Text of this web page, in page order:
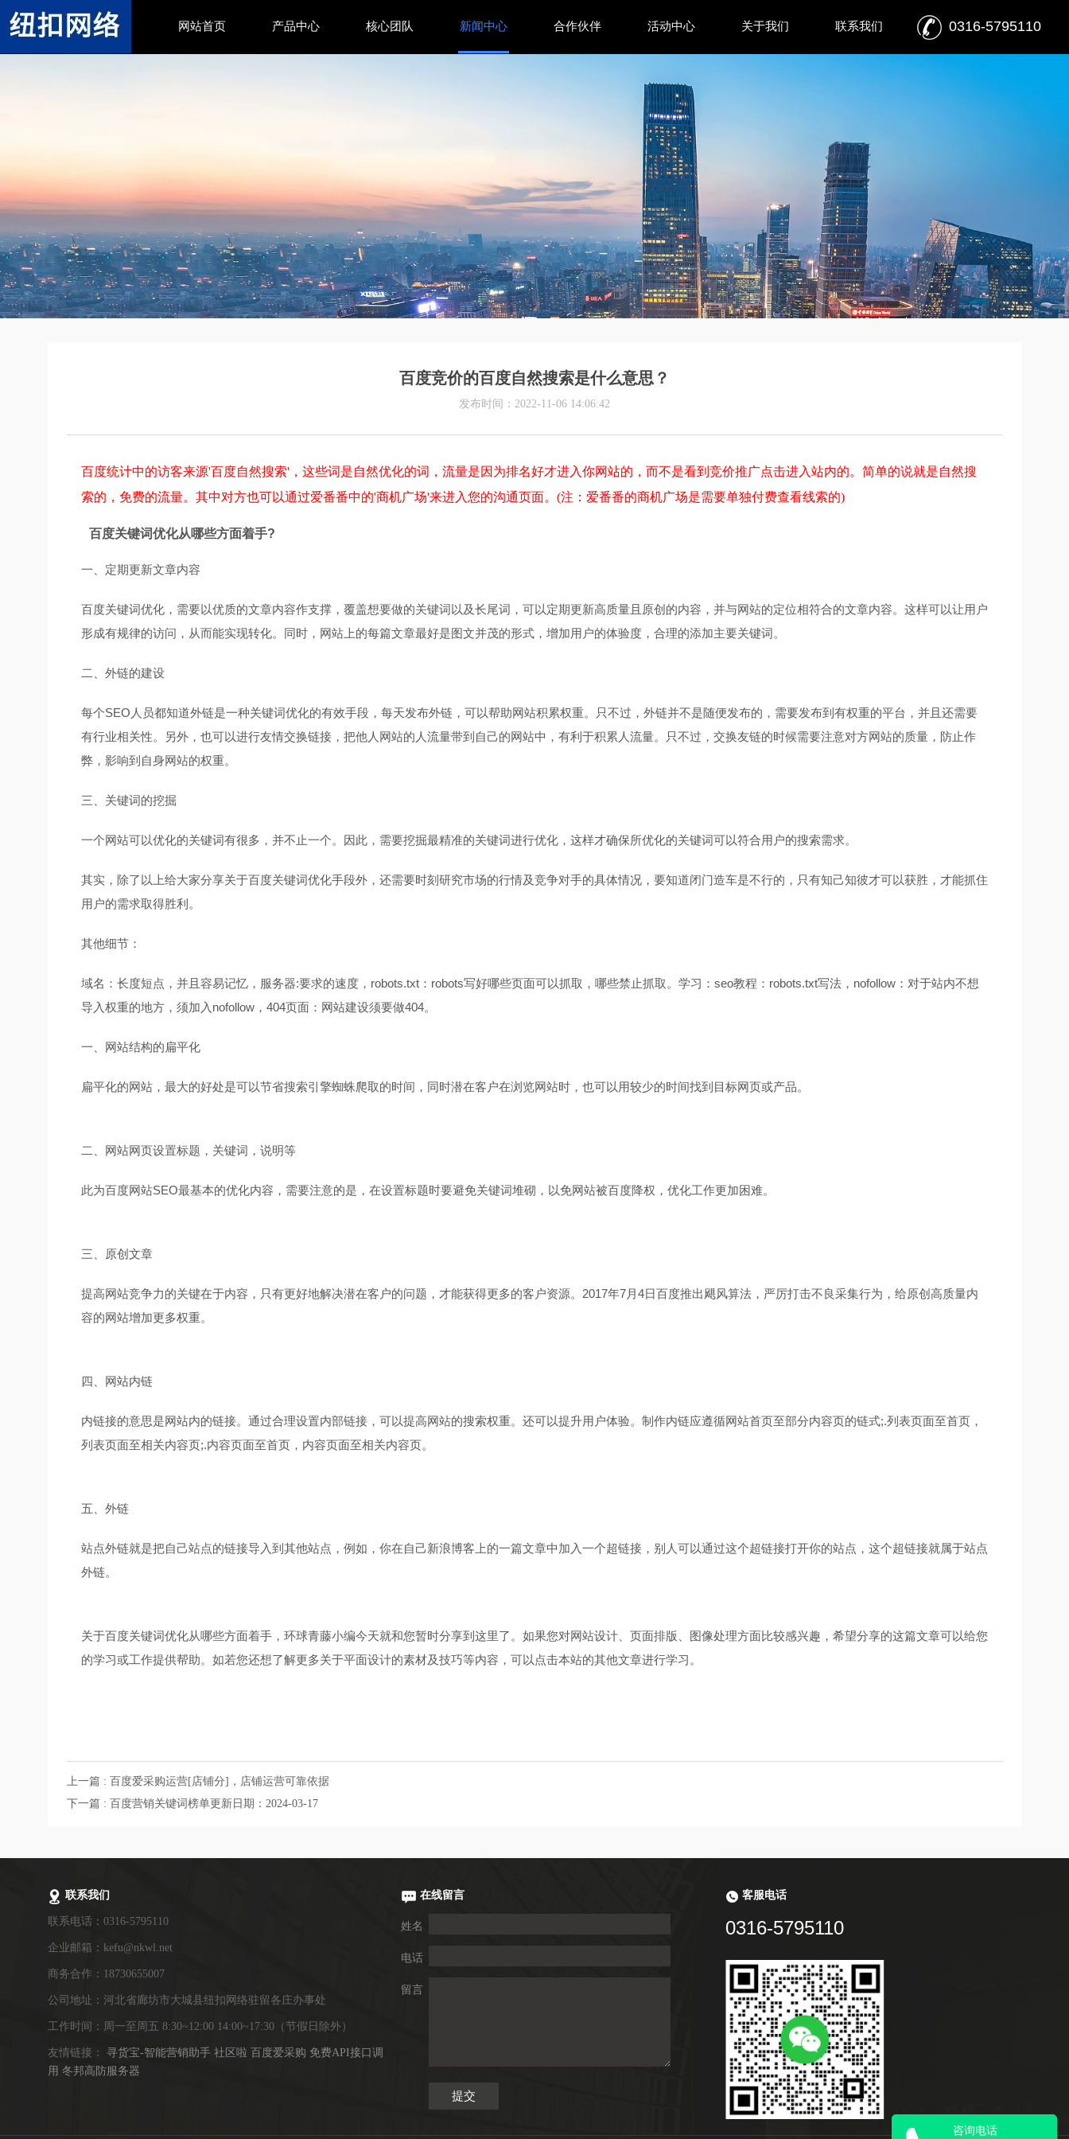
网站首页 产品中心 核心团队 新闻中心 合作伙伴 活动中心 关于我们 联系我们 0316-5795110
百度竞价的百度自然搜索是什么意思？
发布时间：2022-11-06 14:06:42
百度统计中的访客来源'百度自然搜索'，这些词是自然优化的词，流量是因为排名好才进入你网站的，而不是看到竞价推广点击进入站内的。简单的说就是自然搜
索的，免费的流量。其中对方也可以通过爱番番中的'商机广场'来进入您的沟通页面。(注：爱番番的商机广场是需要单独付费查看线索的)
百度关键词优化从哪些方面着手?
一、定期更新文章内容
百度关键词优化，需要以优质的文章内容作支撑，覆盖想要做的关键词以及长尾词，可以定期更新高质量且原创的内容，并与网站的定位相符合的文章内容。这样可以让用户
形成有规律的访问，从而能实现转化。同时，网站上的每篇文章最好是图文并茂的形式，增加用户的体验度，合理的添加主要关键词。
二、外链的建设
每个SEO人员都知道外链是一种关键词优化的有效手段，每天发布外链，可以帮助网站积累权重。只不过，外链并不是随便发布的，需要发布到有权重的平台，并且还需要
有行业相关性。另外，也可以进行友情交换链接，把他人网站的人流量带到自己的网站中，有利于积累人流量。只不过，交换友链的时候需要注意对方网站的质量，防止作
弊，影响到自身网站的权重。
三、关键词的挖掘
一个网站可以优化的关键词有很多，并不止一个。因此，需要挖掘最精准的关键词进行优化，这样才确保所优化的关键词可以符合用户的搜索需求。
其实，除了以上给大家分享关于百度关键词优化手段外，还需要时刻研究市场的行情及竞争对手的具体情况，要知道闭门造车是不行的，只有知己知彼才可以获胜，才能抓住
用户的需求取得胜利。
其他细节：
域名：长度短点，并且容易记忆，服务器:要求的速度，robots.txt：robots写好哪些页面可以抓取，哪些禁止抓取。学习：seo教程：robots.txt写法，nofollow：对于站内不想
导入权重的地方，须加入nofollow，404页面：网站建设须要做404。
一、网站结构的扁平化
扁平化的网站，最大的好处是可以节省搜索引擎蜘蛛爬取的时间，同时潜在客户在浏览网站时，也可以用较少的时间找到目标网页或产品。
二、网站网页设置标题，关键词，说明等
此为百度网站SEO最基本的优化内容，需要注意的是，在设置标题时要避免关键词堆砌，以免网站被百度降权，优化工作更加困难。
三、原创文章
提高网站竞争力的关键在于内容，只有更好地解决潜在客户的问题，才能获得更多的客户资源。2017年7月4日百度推出飓风算法，严厉打击不良采集行为，给原创高质量内
容的网站增加更多权重。
四、网站内链
内链接的意思是网站内的链接。通过合理设置内部链接，可以提高网站的搜索权重。还可以提升用户体验。制作内链应遵循网站首页至部分内容页的链式;.列表页面至首页，
列表页面至相关内容页;.内容页面至首页，内容页面至相关内容页。
五、外链
站点外链就是把自己站点的链接导入到其他站点，例如，你在自己新浪博客上的一篇文章中加入一个超链接，别人可以通过这个超链接打开你的站点，这个超链接就属于站点
外链。
关于百度关键词优化从哪些方面着手，环球青藤小编今天就和您暂时分享到这里了。如果您对网站设计、页面排版、图像处理方面比较感兴趣，希望分享的这篇文章可以给您
的学习或工作提供帮助。如若您还想了解更多关于平面设计的素材及技巧等内容，可以点击本站的其他文章进行学习。
上一篇 : 百度爱采购运营[店铺分]，店铺运营可靠依据
下一篇 : 百度营销关键词榜单更新日期：2024-03-17
联系我们
联系电话：0316-5795110
企业邮箱：kefu@nkwl.net
商务合作：18730655007
公司地址：河北省廊坊市大城县纽扣网络驻留各庄办事处
工作时间：周一至周五 8:30~12:00 14:00~17:30（节假日除外）
友情链接： 寻货宝-智能营销助手 社区啦 百度爱采购 免费API接口调
用 冬邦高防服务器
在线留言
姓名
电话
留言
提交
客服电话
0316-5795110
咨询电话